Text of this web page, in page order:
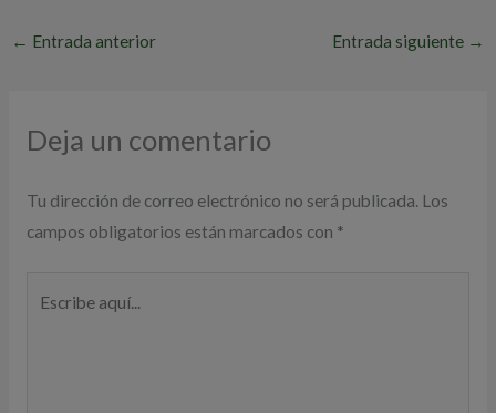
← Entrada anterior Entrada siguiente →
Deja un comentario
Tu dirección de correo electrónico no será publicada. Los
campos obligatorios están marcados con *